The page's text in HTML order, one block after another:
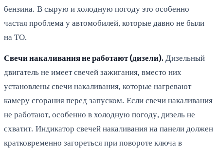
бензина. В сырую и холодную погоду это особенно
частая проблема у автомобилей, которые давно не были
на ТО.
Свечи накаливания не работают (дизели). Дизельный
двигатель не имеет свечей зажигания, вместо них
установлены свечи накаливания, которые нагревают
камеру сгорания перед запуском. Если свечи накаливания
не работают, особенно в холодную погоду, дизель не
схватит. Индикатор свечей накаливания на панели должен
кратковременно загореться при повороте ключа в